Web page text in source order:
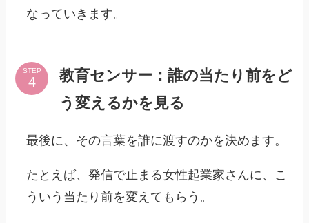
なっていきます。
STEP
教育センサー：誰の当たり前をど
う変えるかを見る
最後に、その言葉を誰に渡すのかを決めます。
たとえば、発信で止まる女性起業家さんに、こ
ういう当たり前を変えてもらう。